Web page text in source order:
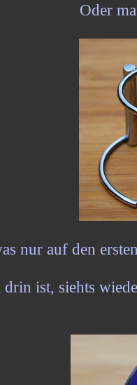
Oder
nur auf den
ist, siehts